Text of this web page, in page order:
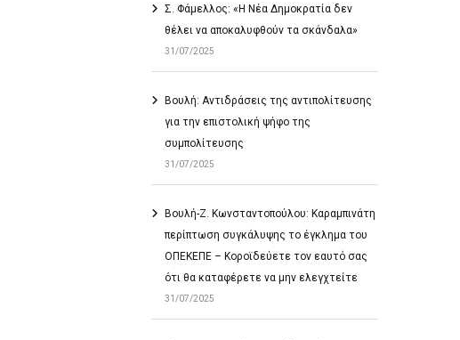
Σ. Φάμελλος: «Η Νέα Δημοκρατία δεν
θέλει να αποκαλυφθούν τα σκάνδαλα»
31/07/2025
Βουλή: Αντιδράσεις της αντιπολίτευσης
για την επιστολική ψήφο της
συμπολίτευσης
31/07/2025
Βουλή-Ζ. Κωνσταντοπούλου: Καραμπινάτη
περίπτωση συγκάλυψης το έγκλημα του
ΟΠΕΚΕΠΕ – Κοροϊδεύετε τον εαυτό σας
ότι θα καταφέρετε να μην ελεγχτείτε
31/07/2025